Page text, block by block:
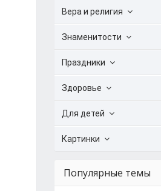
Вера и религия
Знаменитости
Праздники
Здоровье
Для детей
Картинки
Популярные темы